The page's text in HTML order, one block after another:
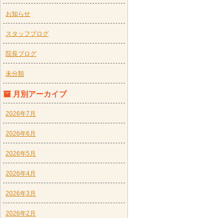
お知らせ
スタッフブログ
院長ブログ
未分類
月別アーカイブ
2026年7月
2026年6月
2026年5月
2026年4月
2026年3月
2026年2月